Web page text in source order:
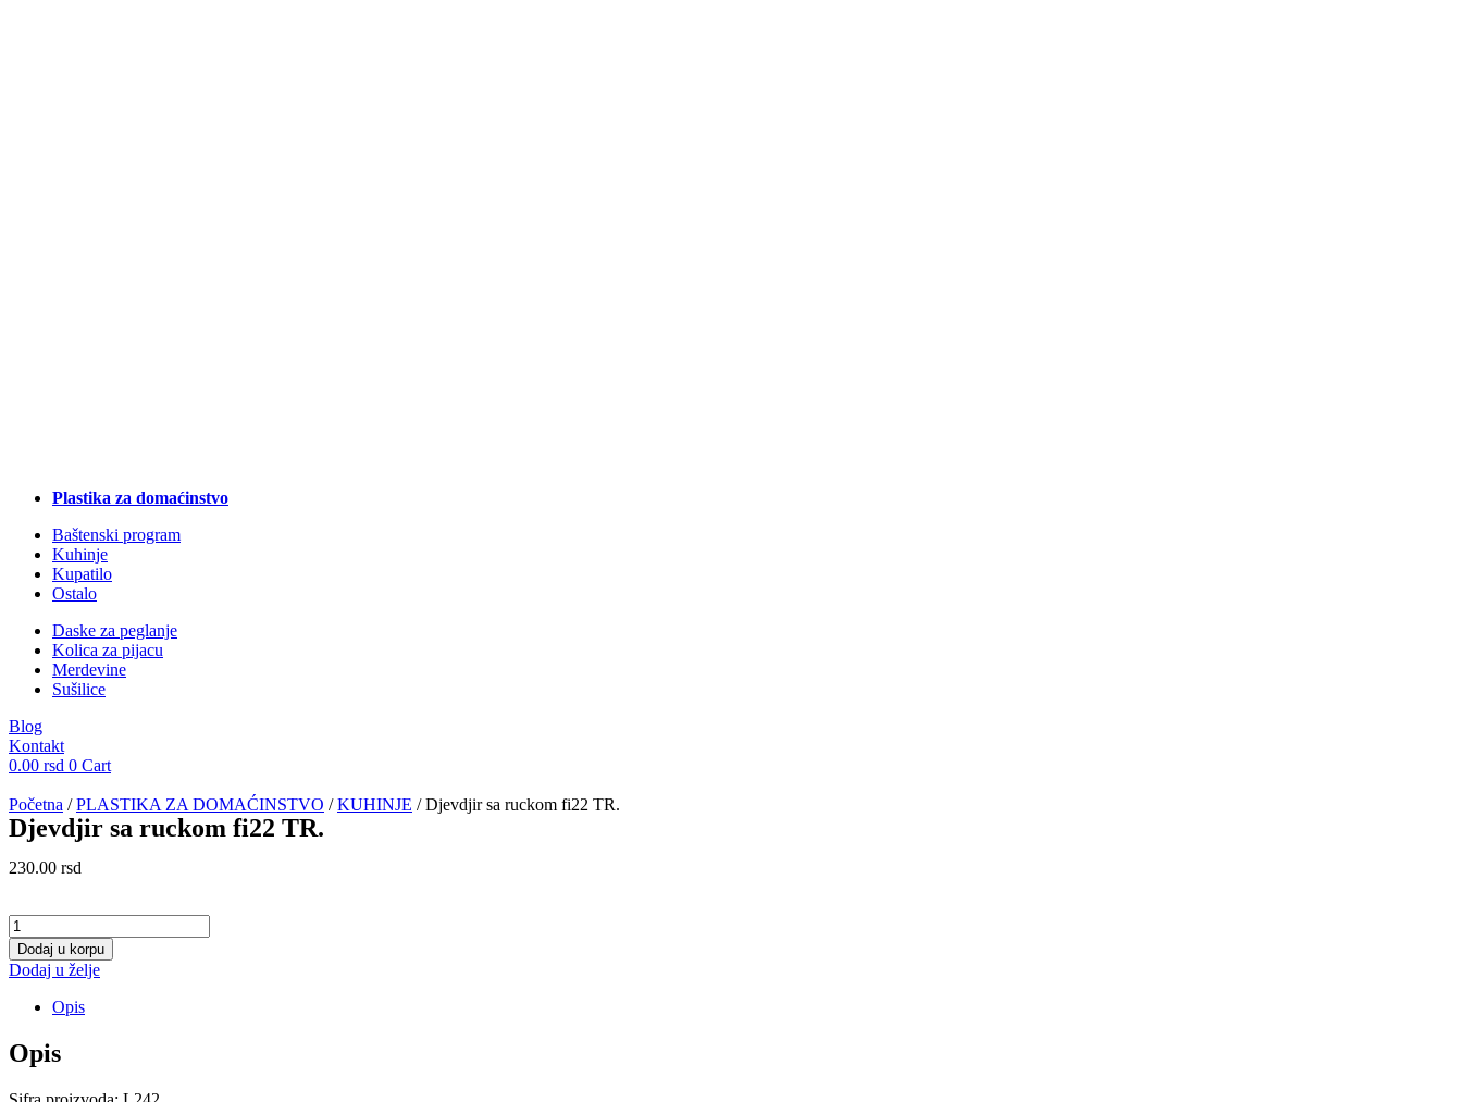
Plastika za domaćinstvo
Baštenski program
Kuhinje
Kupatilo
Ostalo
Daske za peglanje
Kolica za pijacu
Merdevine
Sušilice
Blog
Kontakt
0.00 rsd 0 Cart
Početna /PLASTIKA ZA DOMAĆINSTVO /KUHINJE / Djevdjir sa ruckom fi22 TR.
Djevdjir sa ruckom fi22 TR.
230.00 rsd
Djevdjir
sa
ruckom
fi22
količina
Dodaj u korpu
Dodaj u želje
Opis
Opis